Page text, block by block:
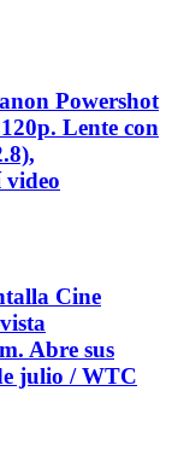
Powershot
Lente con
video
Cine
Abre sus
julio / WTC